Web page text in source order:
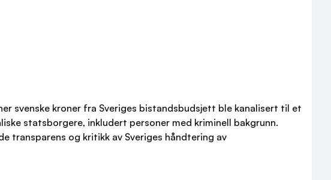
svenske kroner fra Sveriges bistandsbudsjett ble kanalisert til et
statsborgere, inkludert personer med kriminell bakgrunn.
transparens og kritikk av Sveriges håndtering av